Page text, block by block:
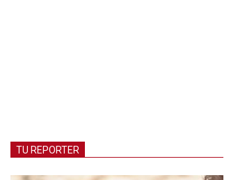
TU REPORTER